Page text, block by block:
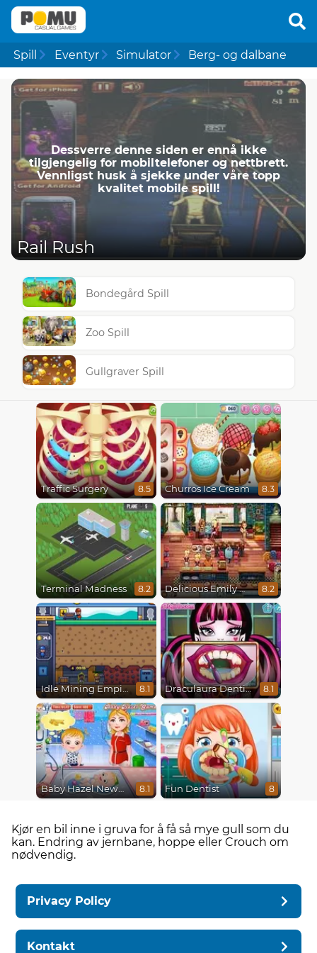
Spill Eventyr Simulator Berg- og dalbane
Dessverre denne siden er ennå ikke
tilgjengelig for mobiltelefoner og nettbrett.
Vennligst husk å sjekke under våre topp
kvalitet mobile spill!
Rail Rush
Bondegård Spill
Zoo Spill
Gullgraver Spill
Traffic Surgery 8.5 Churros Ice Cream 8.3
Terminal Madness 8.2 Delicious Emily New Beginning 8.2
Idle Mining Empire 8.1 Draculaura Dentist 8.1
Baby Hazel Newborn Vaccination 8.1 Fun Dentist 8
Kjør en bil inne i gruva for å få så mye gull som du
kan. Endring av jernbane, hoppe eller Crouch om
nødvendig.
Privacy Policy
Kontakt